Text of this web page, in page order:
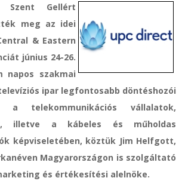
Szent Gellért
meg az idei
& Eastern
június 24-26.
napos szakmai
ipar legfontosabb döntéshozói
a telekommunikációs vállalatok,
illetve a kábeles és műholdas
képviseletében, köztük Jim Helfgott,
Magyarországon is szolgáltató
és értékesítési alelnöke.